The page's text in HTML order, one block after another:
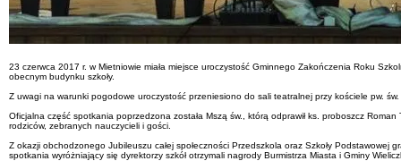
23 czerwca 2017 r. w Mietniowie miała miejsce uroczystość Gminnego Zakończenia Roku
obecnym budynku szkoły.
Z uwagi na warunki pogodowe uroczystość przeniesiono do sali teatralnej przy kościele pw. św.
Oficjalna część spotkania poprzedzona została Mszą św., którą odprawił ks. proboszcz
rodziców, zebranych nauczycieli i gości.
Z okazji obchodzonego Jubileuszu całej społeczności Przedszkola oraz Szkoły Podstawowej
spotkania wyróżniający się dyrektorzy szkół otrzymali nagrody Burmistrza Miasta i Gminy